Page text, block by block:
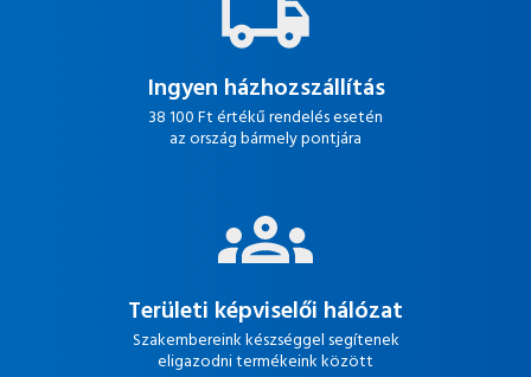
Ingyen házhozszállítás
38 100 Ft értékű rendelés esetén
az ország bármely pontjára
Területi képviselői hálózat
Szakembereink készséggel segítenek
eligazodni termékeink között